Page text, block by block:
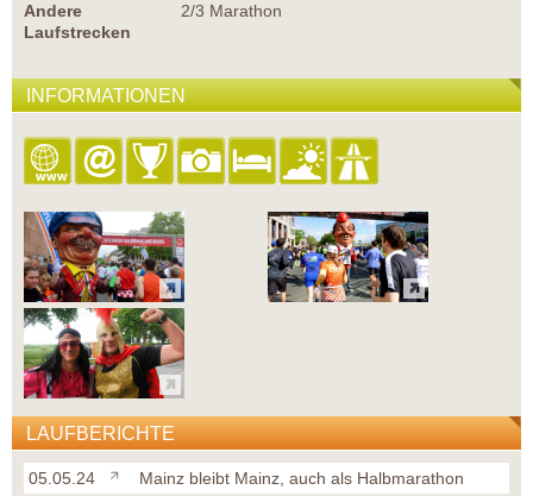
Andere
Laufstrecken
2/3 Marathon
INFORMATIONEN
LAUFBERICHTE
05.05.24
Mainz bleibt Mainz, auch als Halbmarathon